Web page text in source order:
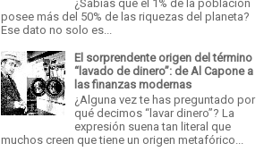
¿Sabías que el 1% de la población
posee más del 50% de las riquezas del planeta?
Ese dato no solo es...
El sorprendente origen del término
“lavado de dinero”: de Al Capone a
las finanzas modernas
¿Alguna vez te has preguntado por
qué decimos “lavar dinero”? La
expresión suena tan literal que
muchos creen que tiene un origen metafórico...